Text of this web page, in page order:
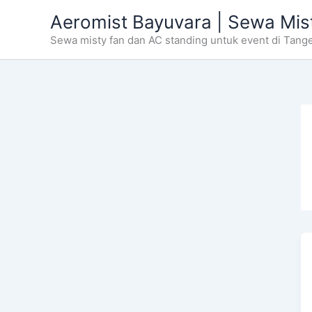
Aeromist Bayuvara | Sewa
Sewa misty fan dan AC standing untuk event di